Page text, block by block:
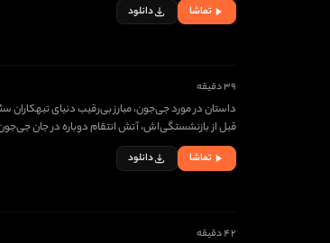
تماشا دانلود
۳۹ دقیقه
داستان در مورد جی‌جون، مبارز بی‌رقیب دنیای تبهکاران
قبل از بازنشستگی‌اش، آتش انتقام دوباره در جان جی‌جون
تماشا دانلود
۴۲ دقیقه